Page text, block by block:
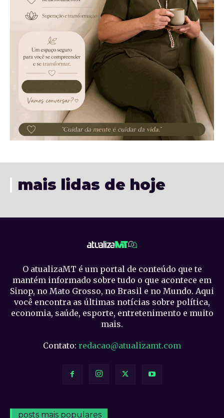
mais lidas de hoje
O atualizaMT é um portal de conteúdo que te
mantém informado sobre tudo o que acontece em
Sinop, no Mato Grosso, no Brasil e no Mundo. Aqui
você encontra as últimas notícias sobre política,
economia, saúde, esporte, entretenimento e muito
mais.
Contato: redacao@atualizamt.com
posts mais populares